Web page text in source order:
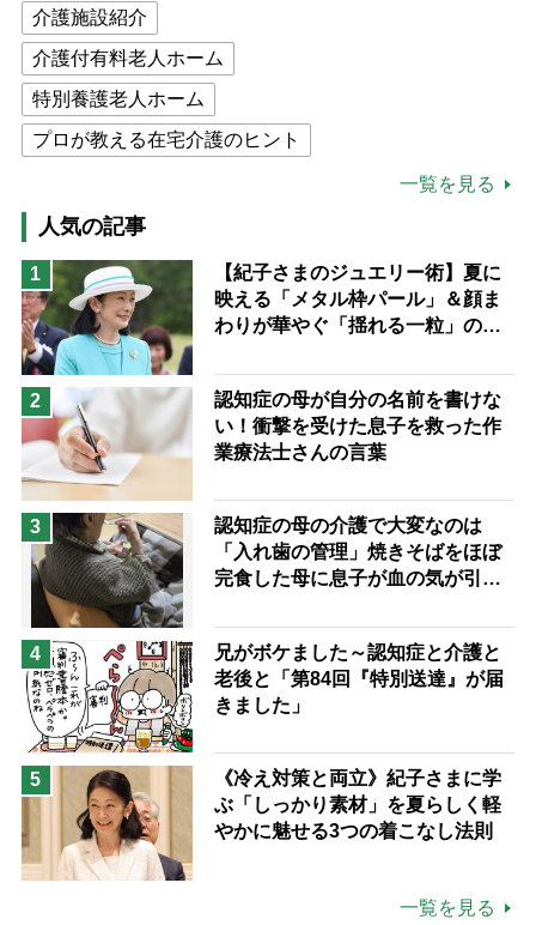
介護施設紹介
介護付有料老人ホーム
特別養護老人ホーム
プロが教える在宅介護のヒント
高木ブー
ケアマネジャー
猫が母になつきません
息子の遠距離介護サバイバル術
兄がボケました
予防法
一覧を見る
人気の記事
1
【紀子さまのジュエリー術】夏に
映える「メタル枠パール」＆顔ま
わりが華やぐ「揺れる一粒」の使
2
認知症の母が自分の名前を書けな
い！衝撃を受けた息子を救った作
業療法士さんの言葉
3
認知症の母の介護で大変なのは
「入れ歯の管理」焼きそばをほぼ
完食した母に息子が血の気が引い
4
兄がボケました～認知症と介護と
老後と「第84回『特別送達』が届
きました」
5
《冷え対策と両立》紀子さまに学
ぶ「しっかり素材」を夏らしく軽
やかに魅せる3つの着こなし法則
一覧を見る